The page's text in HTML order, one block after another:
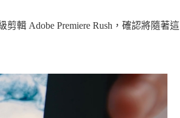
剪輯 Adobe Premiere Rush，確認將隨著這